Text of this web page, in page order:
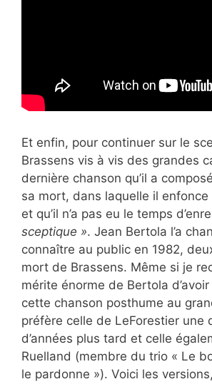
Et enfin, pour continuer sur le
Brassens vis à vis des grandes
dernière chanson qu’il a
sa mort, dans laquelle il enfonce
et qu’il n’a pas eu le temps
sceptique ». Jean Bertola l’a
connaître au public en 1982,
mort de Brassens. Même si je
mérite énorme de Bertola
cette chanson posthume au
préfère celle de LeForestier une
d’années plus tard et celle
Ruelland (membre du trio « Le
le pardonne »). Voici les